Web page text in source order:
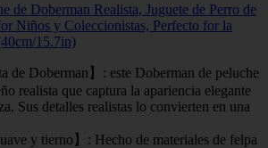
de Doberman Realista, Juguete de Perro de
Niños y Coleccionistas, Perfecto for la
15.7in)
de Doberman】: este Doberman de peluche
realista que captura la apariencia elegante
Sus detalles realistas lo convierten en una
y tierno】: Hecho de materiales de felpa